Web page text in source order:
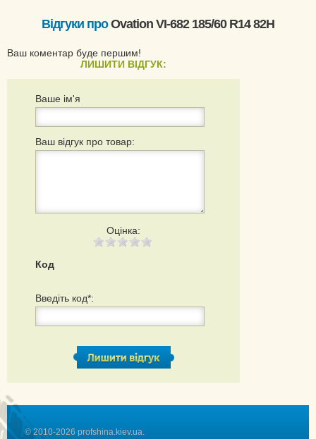
Відгуки проOvation VI-682 185/60 R14 82H
Ваш коментар буде першим!
ЛИШИТИ ВІДГУК:
Ваше ім'я
Ваш відгук про товар:
Оцінка:
Код
Введіть код*:
© 2010-2026 profshina.kiev.ua.